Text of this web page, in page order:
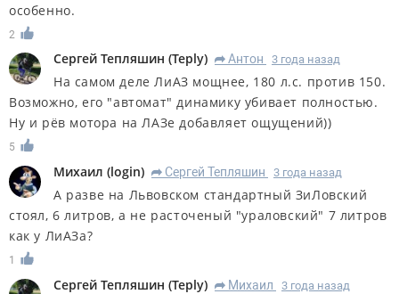
особенно.
2
Сергей Тепляшин (Teply) R Антон 3 года назад
На самом деле ЛиАЗ мощнее, 180 л.с. против 150.
Возможно, его "автомат" динамику убивает полностью.
Ну и рёв мотора на ЛАЗе добавляет ощущений))
5
Михаил (login) R Сергей Тепляшин 3 года назад
А разве на Львовском стандартный ЗиЛовский
стоял, 6 литров, а не расточеный "ураловский" 7 литров
как у ЛиАЗа?
1
Сергей Тепляшин (Teply) R Михаил 3 года назад